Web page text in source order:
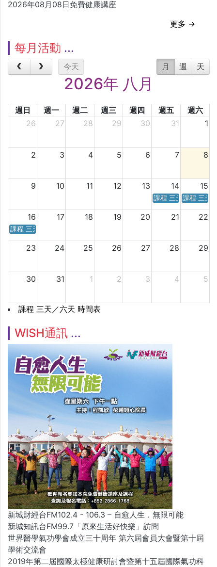
2026年08月08日免費健康講座
更多 →
每月活動
今天 月 週 天
2026年 八月
週日 週一 週二 週三 週四 週五
週六
26
27 28 29 30 31 1
2 3 4 5 6 7 8
9 10 11 12 13 14 15
課程 三天／六天 時
課程 三天
16 17 18 19 20 21 22
課程 三天／六天 時間表
23 24 25 26 27 28 29
30 31 1 2 3 4 5
課程 三天／六天 時間表
WISH通訊
新城財經台FM102.4 - 106.3 – 自愈人生．無限可能
新城知訊台FM99.7「原來生活好快樂」訪問
世界醫學氣功學會成立三十周年 第六屆會員大會暨第十屆
學術交流會
2019年第二屆國際太極健康研討會暨第十五屆國際氣功科